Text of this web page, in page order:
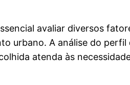
avaliar diversos
urbano. A análise do
atenda às